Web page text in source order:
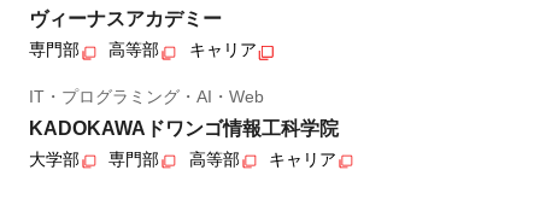
ヴィーナスアカデミー
専門部 高等部 キャリア
IT・プログラミング・AI・Web
KADOKAWAドワンゴ情報工科学院
大学部 専門部 高等部 キャリア